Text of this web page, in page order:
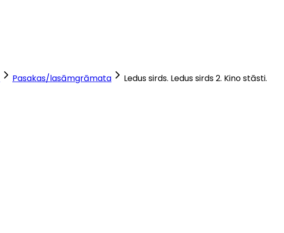
Pasakas/lasāmgrāmata
Ledus sirds. Ledus sirds 2. Kino stāsti.